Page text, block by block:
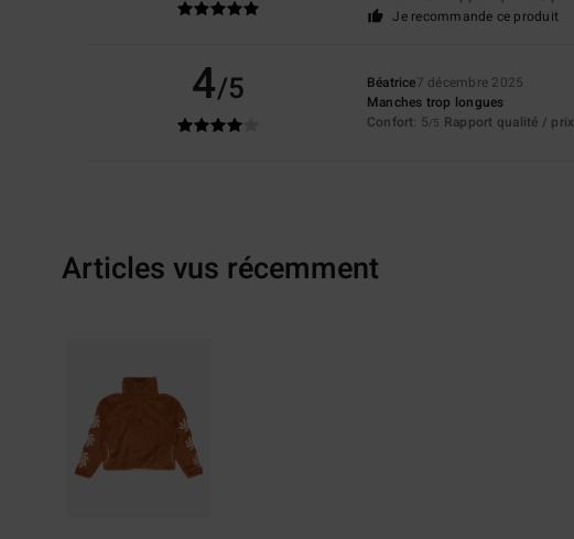
Je recommande ce produit
4/5 Béatrice7 décembre 2025
Manches trop longues
Confort: 5/5 Rapport qualité / prix
Articles vus récemment